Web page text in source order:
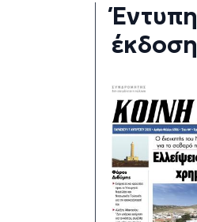
Έντυπη
έκδοση